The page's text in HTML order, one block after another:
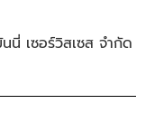
นี่ เซอร์วิสเซส จำกัด